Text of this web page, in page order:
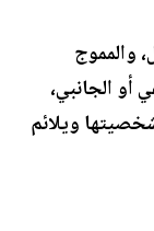
والمموج
أو الجانبي،
ويلائم